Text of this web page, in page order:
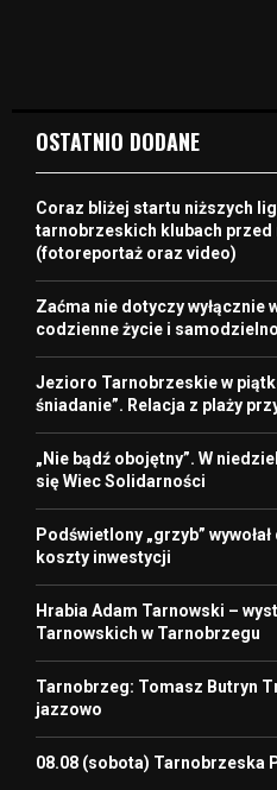
OSTATNIO DODANE
Coraz bliżej startu niższych
tarnobrzeskich klubach przed
(fotoreportaż oraz video)
Zaćma nie dotyczy wyłącznie
codzienne życie i
Jezioro Tarnobrzeskie w
śniadanie”. Relacja z plaży
„Nie bądź obojętny”. W
się Wiec Solidarności
Podświetlony „grzyb”
koszty inwestycji
Hrabia Adam Tarnowski –
Tarnowskich w Tarnobrzegu
Tarnobrzeg: Tomasz Butryn
jazzowo
08.08 (sobota) Tarnobrzeska